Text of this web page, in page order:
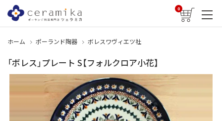
0
ホーム ポーランド陶器 ボレスワヴィエツ社
「ボレス」プレート S【フォルクロア小花】